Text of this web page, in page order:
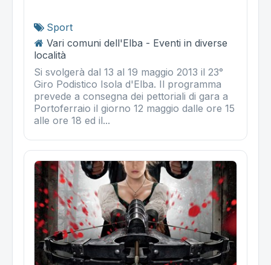
Sport
Vari comuni dell'Elba - Eventi in diverse
località
Si svolgerà dal 13 al 19 maggio 2013 il 23°
Giro Podistico Isola d'Elba. Il programma
prevede a consegna dei pettoriali di gara a
Portoferraio il giorno 12 maggio dalle ore 15
alle ore 18 ed il...